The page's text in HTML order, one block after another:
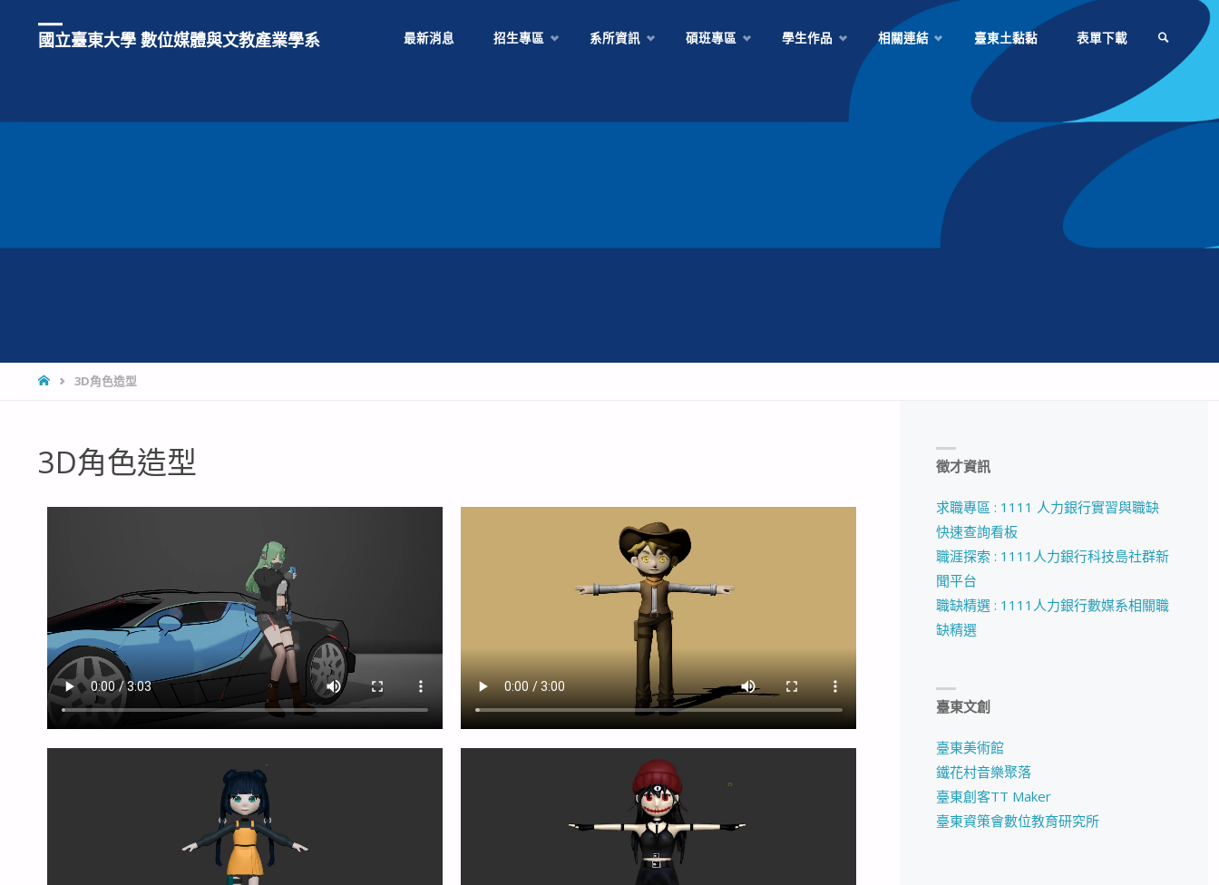
國立臺東大學 數位媒體與文教產業學系 最新消息 招生專區 系所資訊 碩班專區 學生作品 相關連結 臺東土黏黏 表單下載
3D角色造型
3D角色造型 徵才資訊
求職專區 : 1111 人力銀行實習與職缺
快速查詢看板
職涯探索 : 1111人力銀行科技島社群新
聞平台
職缺精選 : 1111人力銀行數媒系相關職
缺精選
臺東文創
臺東美術館
鐵花村音樂聚落
臺東創客TT Maker
臺東資策會數位教育研究所